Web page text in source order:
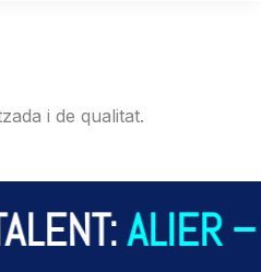
i de qualitat.
ALIER –